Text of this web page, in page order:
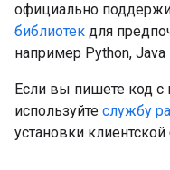
официально
библиотек для
например Python, Java
Если вы пишете код
используйте службу
установки клиентской